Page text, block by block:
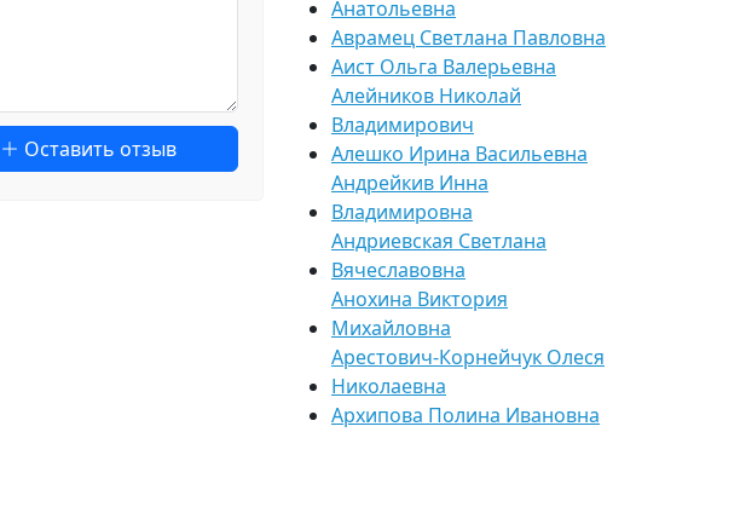
Оставить отзыв
Анатольевна
Аврамец Светлана Павловна
Аист Ольга Валерьевна
Алейников Николай
Владимирович
Алешко Ирина Васильевна
Андрейкив Инна
Владимировна
Андриевская Светлана
Вячеславовна
Анохина Виктория
Михайловна
Арестович-Корнейчук Олеся
Николаевна
Архипова Полина Ивановна